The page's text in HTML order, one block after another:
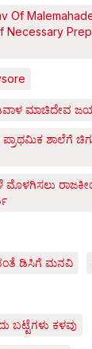
Of
Necessary
ಮಾಚಿದೇವ
ಶಾಲೆಗೆ
ಮೊಳಗಿಸಲು
ಡಿಸಿಗೆ ಮನವಿ
ಕಳವು